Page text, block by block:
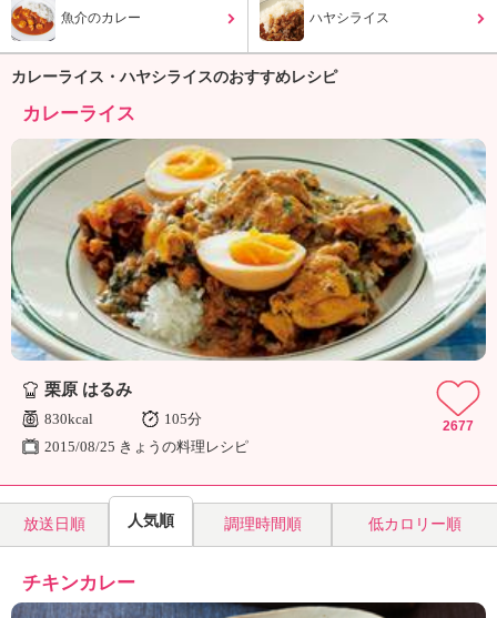
ル
「
の
き
ょ
う
の
料
理
」
魚介のカレー ハヤシライス
カレーライス・ハヤシライスのおすすめレシピ
カレーライス
栗原 はるみ
830kcal
105分
2015/08/25 きょうの料理レシピ
2677
放送日順 人気順 調理時間順 低カロリー順
チキンカレー